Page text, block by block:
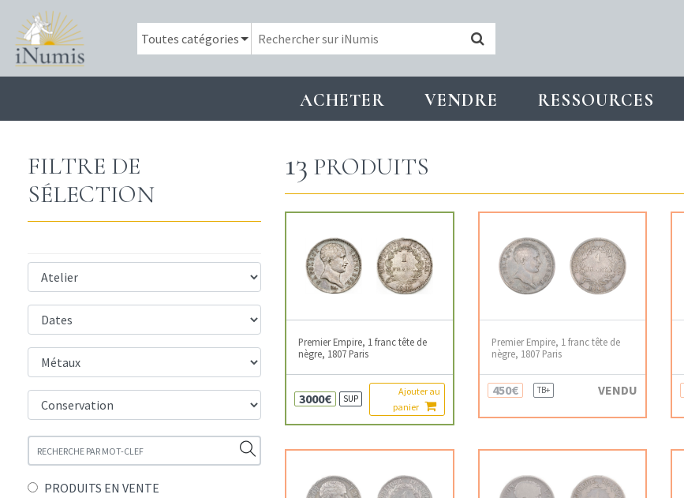
ACHETER VENDRE RESSOURCES
FILTRE DE
SÉLECTION
PRODUITS EN VENTE
13 PRODUITS
Premier Empire, 1 franc tête de
nègre, 1807 Paris
3000€ SUP
Ajouter au
panier
Premier Empire, 1 franc tête de
nègre, 1807 Paris
450€ TB+ VENDU